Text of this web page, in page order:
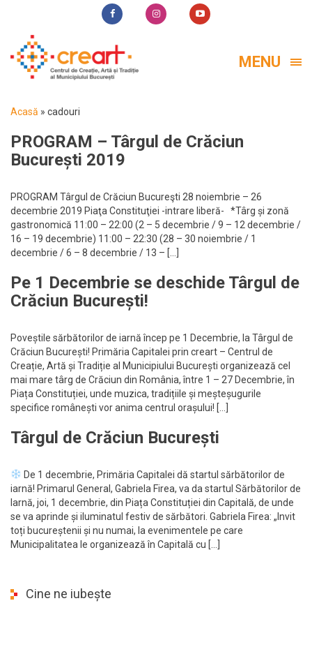
MENU
Acasă » cadouri
PROGRAM – Târgul de Crăciun
București 2019
PROGRAM Târgul de Crăciun Bucureşti 28 noiembrie – 26
decembrie 2019 Piaţa Constituţiei -intrare liberă- *Târg și zonă
gastronomică 11:00 – 22:00 (2 – 5 decembrie / 9 – 12 decembrie /
16 – 19 decembrie) 11:00 – 22:30 (28 – 30 noiembrie / 1
decembrie / 6 – 8 decembrie / 13 – […]
Pe 1 Decembrie se deschide Târgul de
Crăciun București!
Poveștile sărbătorilor de iarnă încep pe 1 Decembrie, la Târgul de
Crăciun București! Primăria Capitalei prin creart – Centrul de
Creație, Artă și Tradiție al Municipiului București organizează cel
mai mare târg de Crăciun din România, între 1 – 27 Decembrie, în
Piața Constituției, unde muzica, tradițiile și meșteșugurile
specifice românești vor anima centrul orașului! […]
Târgul de Crăciun București
De 1 decembrie, Primăria Capitalei dă startul sărbătorilor de
iarnă! Primarul General, Gabriela Firea, va da startul Sărbătorilor de
Iarnă, joi, 1 decembrie, din Piața Constituției din Capitală, de unde
se va aprinde și iluminatul festiv de sărbători. Gabriela Firea: „Invit
toți bucureștenii și nu numai, la evenimentele pe care
Municipalitatea le organizează în Capitală cu […]
Cine ne iubește